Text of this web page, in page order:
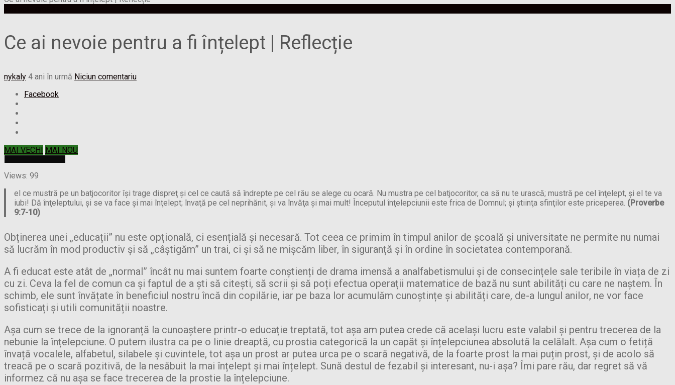
Ce ai nevoie pentru a fi înțelept | Reflecție
nykaly 4 ani în urmă Niciun comentariu
Facebook
MAI VECHI MAI NOU
Views: 99
el ce mustră pe un batjocoritor îşi trage dispreţ şi cel ce caută să îndrepte pe cel rău se alege cu ocară. Nu mustra pe cel batjocoritor, ca să nu te urască; mustră pe cel înţelept, şi el te va
iubi! Dă înţeleptului, şi se va face şi mai înţelept; învaţă pe cel neprihănit, şi va învăţa şi mai mult! Începutul înţelepciunii este frica de Domnul; şi ştiinţa sfinţilor este priceperea. (Proverbe
9:7-10)
Obținerea unei „educații” nu este opțională, ci esențială și necesară. Tot ceea ce primim în timpul anilor de școală și universitate ne permite nu numai
să lucrăm în mod productiv și să „câștigăm” un trai, ci și să ne mișcăm liber, în siguranță și în ordine în societatea contemporană.
A fi educat este atât de „normal” încât nu mai suntem foarte conștienți de drama imensă a analfabetismului și de consecințele sale teribile în viața de zi
cu zi. Ceva la fel de comun ca și faptul de a ști să citești, să scrii și să poți efectua operații matematice de bază nu sunt abilități cu care ne naștem. În
schimb, ele sunt învățate în beneficiul nostru încă din copilărie, iar pe baza lor acumulăm cunoștințe și abilități care, de-a lungul anilor, ne vor face
sofisticați și utili comunității noastre.
Așa cum se trece de la ignoranță la cunoaștere printr-o educație treptată, tot așa am putea crede că același lucru este valabil și pentru trecerea de la
nebunie la înțelepciune. O putem ilustra ca pe o linie dreaptă, cu prostia categorică la un capăt și înțelepciunea absolută la celălalt. Așa cum o fetiță
învață vocalele, alfabetul, silabele și cuvintele, tot așa un prost ar putea urca pe o scară negativă, de la foarte prost la mai puțin prost, și de acolo să
treacă pe o scară pozitivă, de la nesăbuit la mai înțelept și mai înțelept. Sună destul de fezabil și interesant, nu-i așa? Îmi pare rău, dar regret să vă
informez că nu așa se face trecerea de la prostie la înțelepciune.